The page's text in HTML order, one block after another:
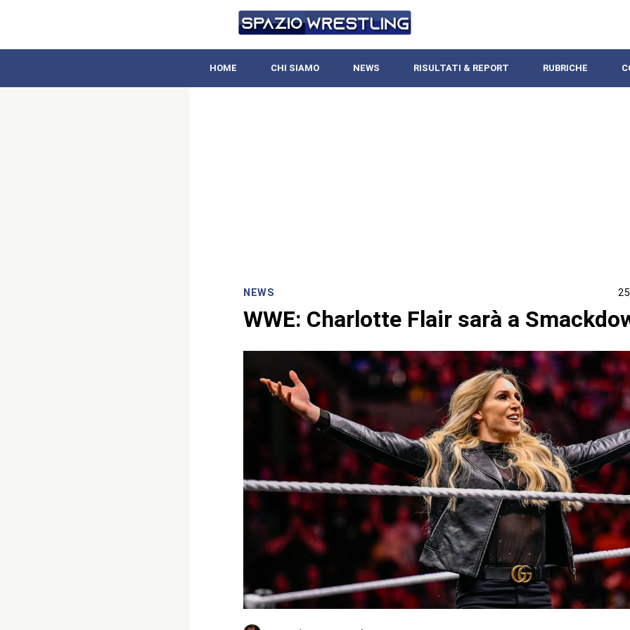
HOME CHI SIAMO NEWS RISULTATI & REPORT RUBRICHE
NEWS
WWE: Charlotte Flair sarà a